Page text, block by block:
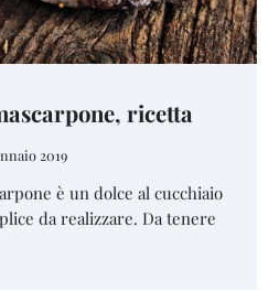
ricetta
2019
è un dolce al cucchiaio
da realizzare. Da tenere